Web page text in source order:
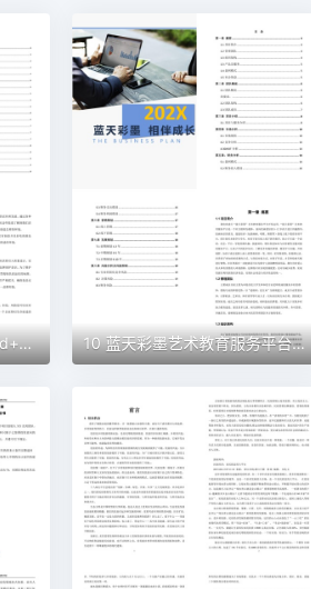
11 甜品店商业计划书（word+ppt配套）创业计划书word模板 10 蓝天彩墨艺术教育服务平台商业计划书（word+ppt配套）创业计划书word模板